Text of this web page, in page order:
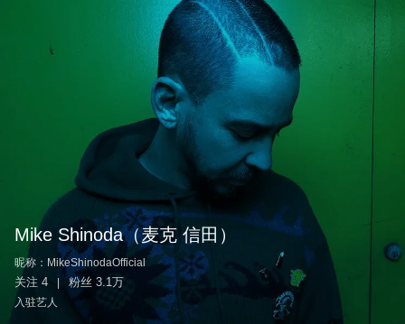
Mike Shinoda（麦克 信田）
昵称： MikeShinodaOfficial
关注 4 粉丝 3.1万
入驻艺人